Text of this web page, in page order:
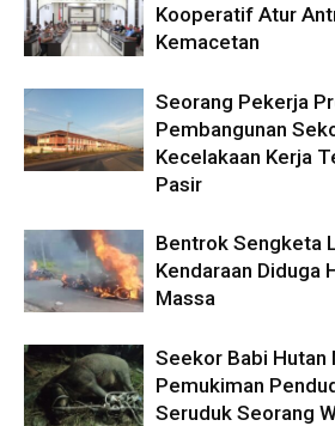
Kooperatif Atur
Kemacetan
Seorang Pekerja
Pembangunan
Kecelakaan Kerja
Pasir
Bentrok Sengketa
Kendaraan Diduga
Massa
Seekor Babi Hutan
Pemukiman
Seruduk Seorang